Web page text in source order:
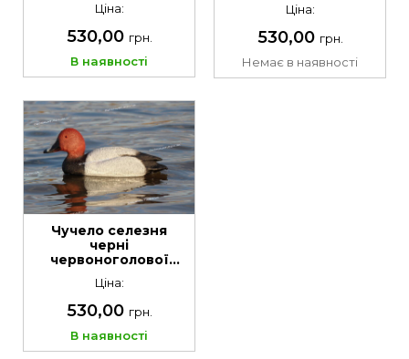
Ціна:
530,00 грн.
В наявності
Ціна:
530,00 грн.
Немає в наявності
Чучело селезня
черні
червоноголової
SPORT PLAST STD
07
Ціна:
530,00 грн.
В наявності